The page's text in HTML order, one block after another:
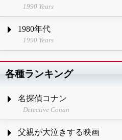
1990 Years
1980年代
1990 Years
各種ランキング
名探偵コナン
Detective Conan
父親が大泣きする映画